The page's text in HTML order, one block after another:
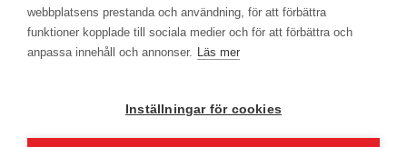
webbplatsens prestanda och användning, för att förbättra
funktioner kopplade till sociala medier och för att förbättra och
anpassa innehåll och annonser. Läs mer
Inställningar för cookies